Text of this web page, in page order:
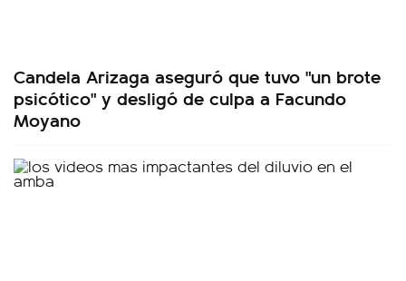
Candela Arizaga aseguró que tuvo "un brote
psicótico" y desligó de culpa a Facundo
Moyano